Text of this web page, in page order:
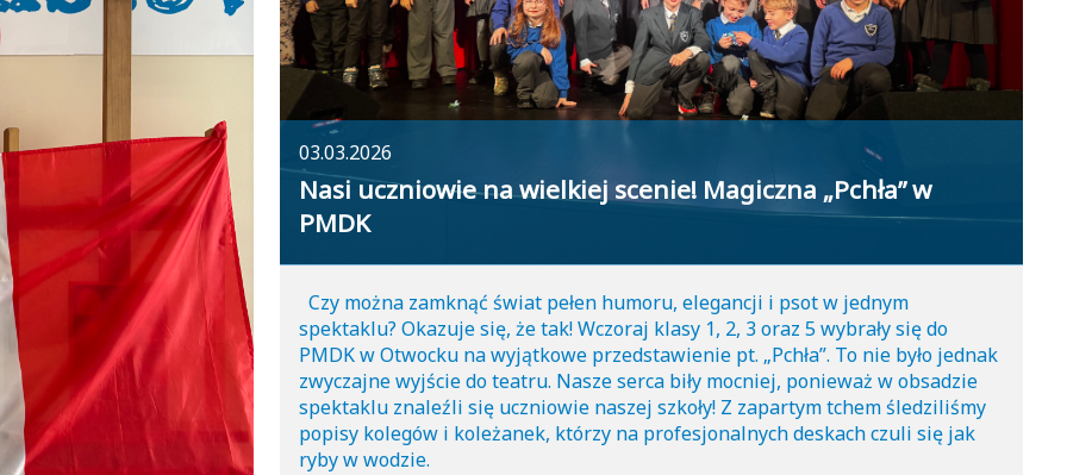
03.03.2026
Nasi uczniowie na wielkiej scenie! Magiczna „Pchła” w
PMDK
Czy można zamknąć świat pełen humoru, elegancji i psot w jednym
spektaklu? Okazuje się, że tak! Wczoraj klasy 1, 2, 3 oraz 5 wybrały się do
PMDK w Otwocku na wyjątkowe przedstawienie pt. „Pchła”. To nie było jednak
zwyczajne wyjście do teatru. Nasze serca biły mocniej, ponieważ w obsadzie
spektaklu znaleźli się uczniowie naszej szkoły! Z zapartym tchem śledziliśmy
popisy kolegów i koleżanek, którzy na profesjonalnych deskach czuli się jak
ryby w wodzie.